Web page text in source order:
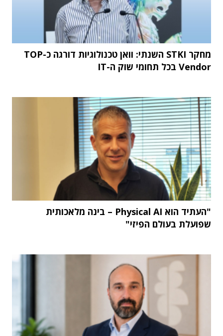
מחקר STKI השנתי: וואן טכנולוגיות דורגה כ-TOP
Vendor בכל תחומי שוק ה-IT
"העתיד הוא Physical AI – בינה מלאכותית
שפועלת בעולם הפיזי"